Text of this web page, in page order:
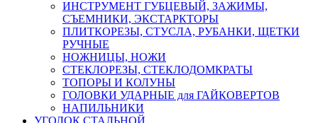
ИНСТРУМЕНТ ГУБЦЕВЫЙ, ЗАЖИМЫ,
СЪЕМНИКИ, ЭКСТАРКТОРЫ
ПЛИТКОРЕЗЫ, СТУСЛА, РУБАНКИ, ЩЕТКИ
РУЧНЫЕ
НОЖНИЦЫ, НОЖИ
СТЕКЛОРЕЗЫ, СТЕКЛОДОМКРАТЫ
ТОПОРЫ И КОЛУНЫ
ГОЛОВКИ УДАРНЫЕ для ГАЙКОВЕРТОВ
НАПИЛЬНИКИ
УГОЛОК СТАЛЬНОЙ